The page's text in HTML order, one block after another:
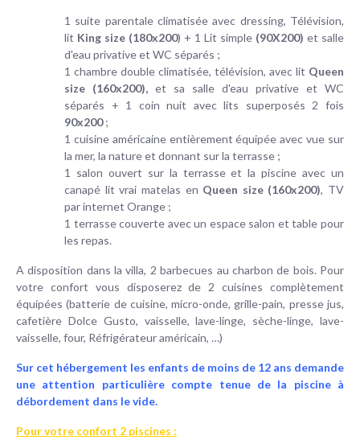
1 suite parentale climatisée avec dressing, Télévision,
lit King size (180x200) + 1 Lit simple (90X200) et salle
d'eau privative et WC séparés ;
1 chambre double climatisée, télévision, avec lit Queen
size (160x200), et sa salle d'eau privative et WC
séparés + 1 coin nuit avec lits superposés 2 fois
90x200;
1 cuisine américaine entièrement équipée avec vue sur
la mer, la nature et donnant sur la terrasse ;
1 salon ouvert sur la terrasse et la piscine avec un
canapé lit vrai matelas en Queen size (160x200), TV
par internet Orange ;
1 terrasse couverte avec un espace salon et table pour
les repas.
A disposition dans la villa, 2 barbecues au charbon de bois. Pour
votre confort vous disposerez de 2 cuisines complètement
équipées (batterie de cuisine, micro-onde, grille-pain, presse jus,
cafetière Dolce Gusto, vaisselle, lave-linge, sèche-linge, lave-
vaisselle, four, Réfrigérateur américain, …)
Sur cet hébergement les enfants de moins de 12 ans demande
une attention particulière compte tenue de la piscine à
débordement dans le vide.
Pour votre confort 2 piscines :